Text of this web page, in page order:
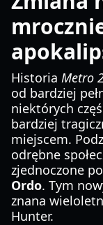
Historia Metro
od bardziej
niektórych
bardziej
miejscem.
odrębne
zjednoczone
Ordo. Tym
znana
Hunter.